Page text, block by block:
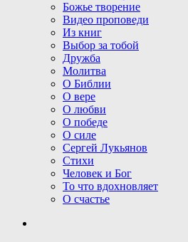
Божье творение
Видео проповеди
Из книг
Выбор за тобой
Дружба
Молитва
О Библии
О вере
О любви
О победе
О силе
Сергей Лукьянов
Стихи
Человек и Бог
То что вдохновляет
О счастье